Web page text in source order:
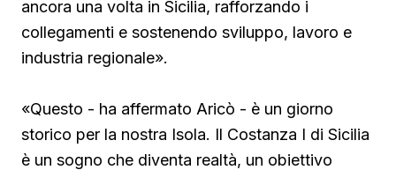
ancora una volta in Sicilia, rafforzando i
collegamenti e sostenendo sviluppo, lavoro e
industria regionale».
«Questo - ha affermato Aricò - è un giorno
storico per la nostra Isola. Il Costanza I di Sicilia
è un sogno che diventa realtà, un obiettivo